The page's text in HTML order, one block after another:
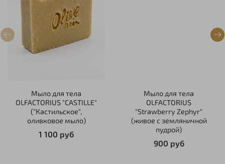
Мыло для тела
OLFACTORIUS "CASTILLE"
("Кастильское",
оливковое мыло)
1 100 руб
Мыло для тела
OLFACTORIUS
"Strawberry Zephyr"
(живое с земляничной
пудрой)
900 руб